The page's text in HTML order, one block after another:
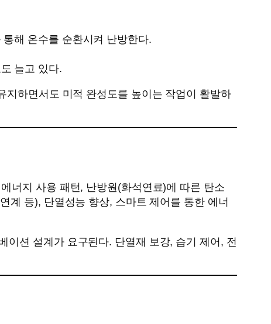
해 온수를 순환시켜 난방한다.
늘고 있다.
지하면서도 미적 완성도를 높이는 작업이 활발하
너지 사용 패턴, 난방원(화석연료)에 따른 탄소
계 등), 단열성능 향상, 스마트 제어를 통한 에너
이션 설계가 요구된다. 단열재 보강, 습기 제어, 전